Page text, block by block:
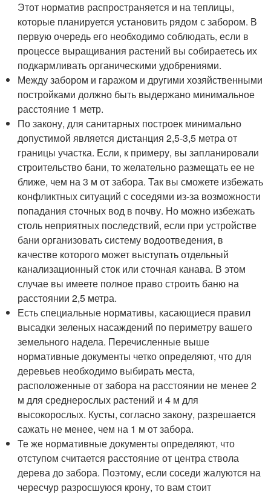
Этот норматив распространяется и на теплицы,
которые планируется установить рядом с забором. В
первую очередь его необходимо соблюдать, если в
процессе выращивания растений вы собираетесь их
подкармливать органическими удобрениями.
Между забором и гаражом и другими хозяйственными
постройками должно быть выдержано минимальное
расстояние 1 метр.
По закону, для санитарных построек минимально
допустимой является дистанция 2,5-3,5 метра от
границы участка. Если, к примеру, вы запланировали
строительство бани, то желательно размещать ее не
ближе, чем на 3 м от забора. Так вы сможете избежать
конфликтных ситуаций с соседями из-за возможности
попадания сточных вод в почву. Но можно избежать
столь неприятных последствий, если при устройстве
бани организовать систему водоотведения, в
качестве которого может выступать отдельный
канализационный сток или сточная канава. В этом
случае вы имеете полное право строить баню на
расстоянии 2,5 метра.
Есть специальные нормативы, касающиеся правил
высадки зеленых насаждений по периметру вашего
земельного надела. Перечисленные выше
нормативные документы четко определяют, что для
деревьев необходимо выбирать места,
расположенные от забора на расстоянии не менее 2
м для среднерослых растений и 4 м для
высокорослых. Кусты, согласно закону, разрешается
сажать не менее, чем на 1 м от забора.
Те же нормативные документы определяют, что
отступом считается расстояние от центра ствола
дерева до забора. Поэтому, если соседи жалуются на
чересчур разросшуюся крону, то вам стоит